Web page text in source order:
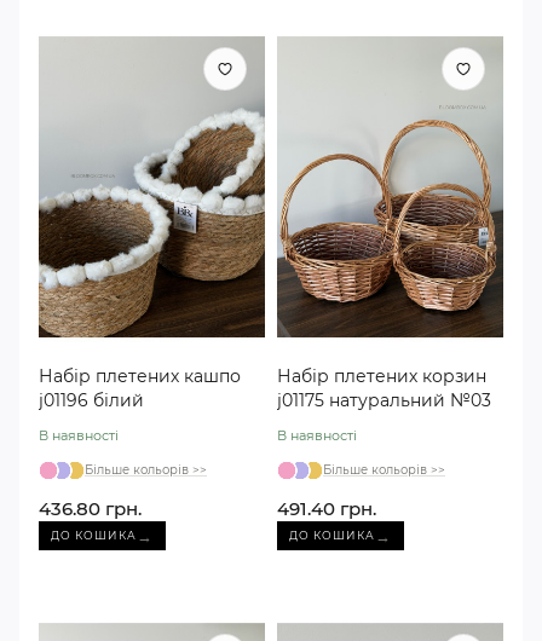
Набір плетених кашпо
j01196 білий
В наявності
Більше кольорів >>
436.80 грн.
ДО КОШИКА →
Набір плетених корзин
j01175 натуральний №03
В наявності
Більше кольорів >>
491.40 грн.
ДО КОШИКА →